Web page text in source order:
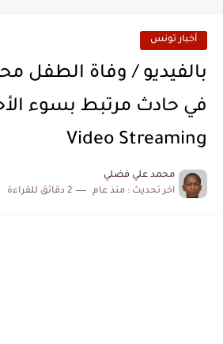
أخبار تونس
بالفيديو / وفاة الطفل
في حادث مرتبط بسوء
Video Streaming
محمد علي فضلي
اخر تحديث : منذ عام 2 دقائق للقراءة